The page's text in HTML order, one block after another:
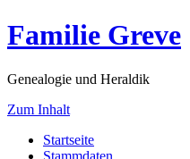
Familie Greve
Genealogie und Heraldik
Zum Inhalt
Startseite
Stammdaten